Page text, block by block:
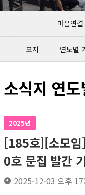
마음연결
표지 연도별
소식지 연
2025년
[185호][소모
0호 문집 발간
2025-12-03 오후